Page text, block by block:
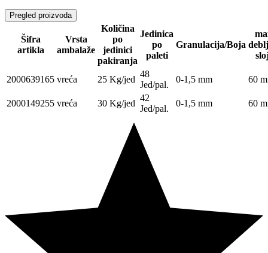
Pregled proizvoda
Šifra
artikla
Vrsta
ambalaže
Količina
po
jedinici
pakiranja
Jedinica
po
paleti
Granulacija/Boja
2000639165 vreća 25 Kg/jed
48
Jed/pal.
0-1,5 mm 60
2000149255 vreća 30 Kg/jed
42
Jed/pal.
0-1,5 mm 60